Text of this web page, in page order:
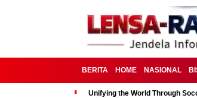
BERITA HOME NASIONAL
Unifying the World Through